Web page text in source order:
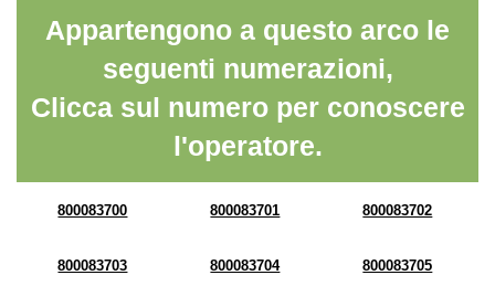
Appartengono a questo arco le
seguenti numerazioni,
Clicca sul numero per conoscere
l'operatore.
800083700 800083701 800083702
800083703 800083704 800083705